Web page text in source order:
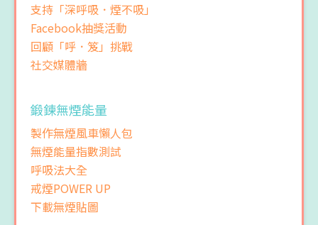
支持「深呼吸．煙不吸」
Facebook抽獎活動
回顧「呼．笈」挑戰
社交媒體牆
鍛鍊無煙能量
製作無煙風車懶人包
無煙能量指數測試
呼吸法大全
戒煙POWER UP
下載無煙貼圖